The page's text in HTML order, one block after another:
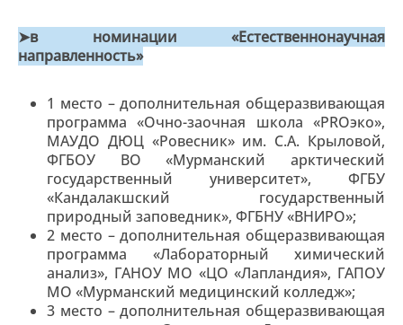
➤в номинации «Естественнонаучная
направленность»
1 место – дополнительная общеразвивающая
программа «Очно-заочная школа «PROэко»,
МАУДО ДЮЦ «Ровесник» им. С.А. Крыловой,
ФГБОУ ВО «Мурманский арктический
государственный университет», ФГБУ
«Кандалакшский государственный
природный заповедник», ФГБНУ «ВНИРО»;
2 место – дополнительная общеразвивающая
программа «Лабораторный химический
анализ», ГАНОУ МО «ЦО «Лапландия», ГАПОУ
МО «Мурманский медицинский колледж»;
3 место – дополнительная общеразвивающая